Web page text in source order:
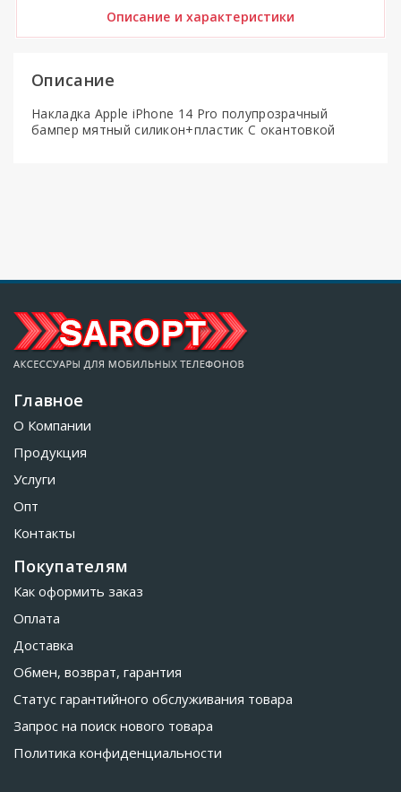
Описание и характеристики
Описание
Накладка Apple iPhone 14 Pro полупрозрачный
бампер мятный силикон+пластик С окантовкой
Главное
О Компании
Продукция
Услуги
Опт
Контакты
Покупателям
Как оформить заказ
Оплата
Доставка
Обмен, возврат, гарантия
Статус гарантийного обслуживания товара
Запрос на поиск нового товара
Политика конфиденциальности